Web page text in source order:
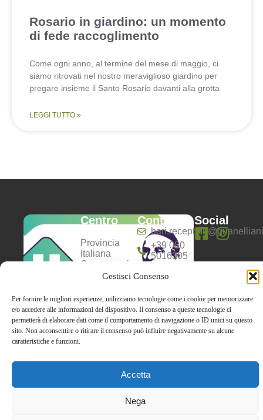
Gestisci Consenso
Per fornire le migliori esperienze, utilizziamo tecnologie come i cookie per memorizzare
e/o accedere alle informazioni del dispositivo. Il consenso a queste tecnologie ci
permetterà di elaborare dati come il comportamento di navigazione o ID unici su questo
sito. Non acconsentire o ritirare il consenso può influire negativamente su alcune
caratteristiche e funzioni.
Accetta
Nega
Rosario in giardino: un momento
di fede raccoglimento
Come ogni anno, al termine del mese di maggio, ci
siamo ritrovati nel nostro meraviglioso giardino per
pregare insieme il Santo Rosario davanti alla grotta
LEGGI TUTTO »
Centro
Provincia
Italiana
Congregazione
dei Servi
Carità –
Opera don
Guanella
P.I.01084241007
Contatti
+39 080
5016305
Dom:
13:00 |
16:00 -
20:00
Social
Privacy policyCookie policy